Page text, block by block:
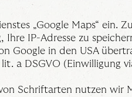
„Google Maps“ ein.
Ihre IP-Adresse zu
Google in den USA
a DSGVO (Einwilligung
Schriftarten nutzen wir